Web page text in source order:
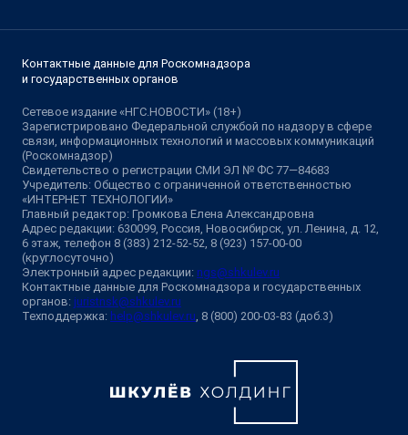
Контактные данные для Роскомнадзора
и государственных органов
Сетевое издание «НГС.НОВОСТИ» (18+)
Зарегистрировано Федеральной службой по надзору в сфере
связи, информационных технологий и массовых коммуникаций
(Роскомнадзор)
Свидетельство о регистрации СМИ ЭЛ № ФС 77—84683
Учредитель: Общество с ограниченной ответственностью
«ИНТЕРНЕТ ТЕХНОЛОГИИ»
Главный редактор: Громкова Елена Александровна
Адрес редакции: 630099, Россия, Новосибирск, ул. Ленина, д. 12,
6 этаж, телефон 8 (383) 212-52-52, 8 (923) 157-00-00
(круглосуточно)
Электронный адрес редакции: ngs@shkulev.ru
Контактные данные для Роскомнадзора и государственных
органов: juristnsk@shkulev.ru
Техподдержка: help@shkulev.ru, 8 (800) 200-03-83 (доб.3)